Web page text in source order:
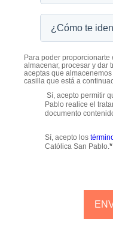
Para poder
almacenar, procesar y dar
aceptas que
casilla que está a
Sí, acepto permitir
Pablo realice el
documento
Sí, acepto los
Católica San Pablo. *